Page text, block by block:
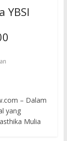
YBSI
– Dalam
yang
Mulia